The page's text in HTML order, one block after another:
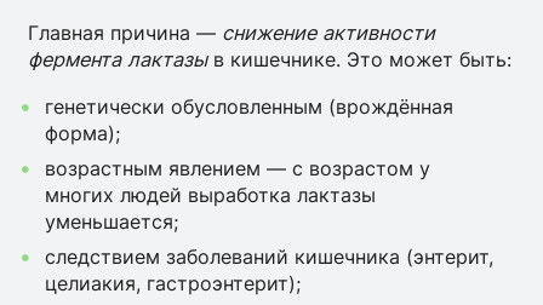
Главная причина — снижение активности
фермента лактазыв кишечнике. Это может быть:
генетически обусловленным (врождённая
форма);
возрастным явлением — с возрастом у
многих людей выработка лактазы
уменьшается;
следствием заболеваний кишечника (энтерит,
целиакия, гастроэнтерит);